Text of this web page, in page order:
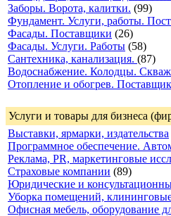
Заборы. Ворота, калитки. (99)
Фундамент. Услуги, работы.
Фасады. Поставщики (26)
Фасады. Услуги. Работы (58)
Сантехника, канализация. (87)
Водоснабжение. Колодцы.
Отопление и обогрев.
Услуги и товары для бизнеса
Выставки, ярмарки, издательства
Программное обеспечение.
Реклама, PR, маркетинговые
Страховые компании (89)
Юридические и
Уборка помещений,
Офисная мебель, оборудование